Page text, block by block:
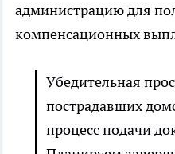
администрацию для
компенсационных
Убедительная
пострадавших
процесс подачи